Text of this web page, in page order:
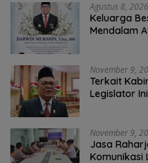
Agustus 8, 2026
Keluarga
Mendalam
November 9,
Terkait
Legislator
November 9,
Jasa
Komunikasi